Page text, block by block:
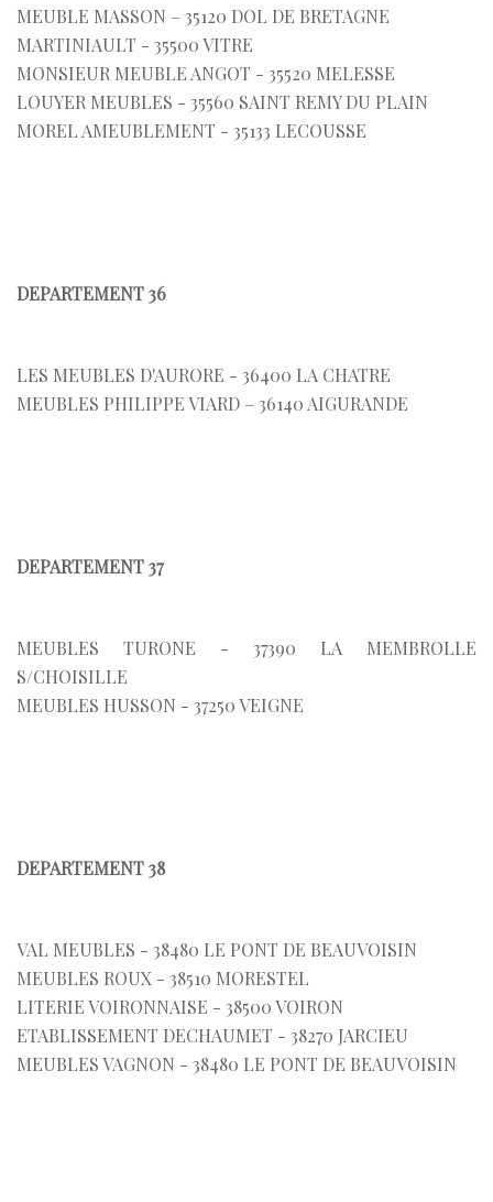
MEUBLE MASSON – 35120 DOL DE BRETAGNE
MARTINIAULT - 35500 VITRE
MONSIEUR MEUBLE ANGOT - 35520 MELESSE
LOUYER MEUBLES - 35560 SAINT REMY DU PLAIN
MOREL AMEUBLEMENT - 35133 LECOUSSE
DEPARTEMENT 36
LES MEUBLES D'AURORE - 36400 LA CHATRE
MEUBLES PHILIPPE VIARD – 36140 AIGURANDE
DEPARTEMENT 37
MEUBLES TURONE - 37390 LA MEMBROLLE
S/CHOISILLE
MEUBLES HUSSON - 37250 VEIGNE
DEPARTEMENT 38
VAL MEUBLES - 38480 LE PONT DE BEAUVOISIN
MEUBLES ROUX - 38510 MORESTEL
LITERIE VOIRONNAISE - 38500 VOIRON
ETABLISSEMENT DECHAUMET - 38270 JARCIEU
MEUBLES VAGNON - 38480 LE PONT DE BEAUVOISIN